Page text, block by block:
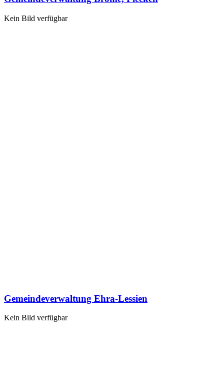
Kein Bild verfügbar
Gemeindeverwaltung Ehra-Lessien
Kein Bild verfügbar